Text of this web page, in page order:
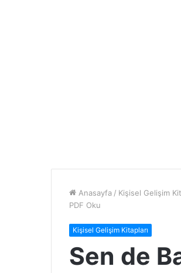
Anasayfa / Kişisel Gelişim
PDF Oku
Kişisel Gelişim Kitapları
Sen de